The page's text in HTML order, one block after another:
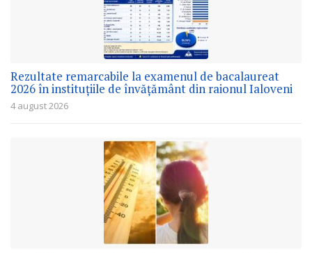
Rezultate remarcabile la examenul de bacalaureat
2026 în instituțiile de învățământ din raionul Ialoveni
4 august 2026